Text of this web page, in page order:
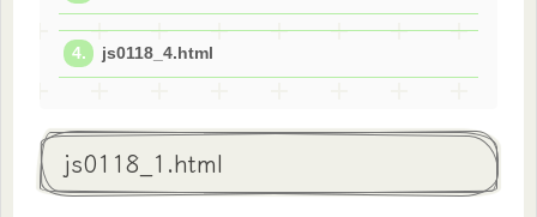
js0118_4.html
js0118_1.html